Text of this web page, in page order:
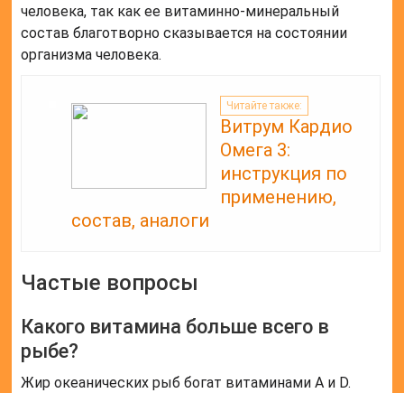
человека, так как ее витаминно-минеральный
состав благотворно сказывается на состоянии
организма человека.
Читайте также:
Витрум Кардио
Омега 3:
инструкция по
применению,
состав, аналоги
Частые вопросы
Какого витамина больше всего в
рыбе?
Жир океанических рыб богат витаминами А и D.